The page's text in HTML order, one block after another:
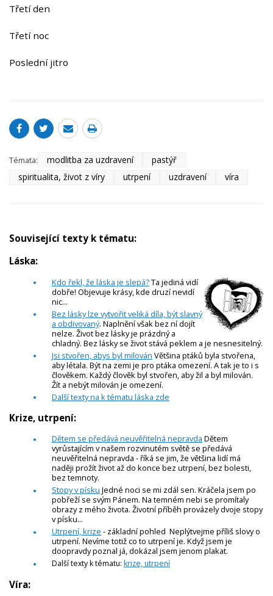
Třetí den
Třetí noc
Poslední jitro
Témata: modlitba za uzdravení
pastýř
spiritualita, život z víry
utrpení uzdravení víra
Související texty k tématu:
Láska:
Kdo řekl, že láska je slepá?Ta jediná vidí
dobře! Objevuje krásy, kde druzí nevidí
nic...
Bez lásky lze vytvořit veliká díla, být slavný
a obdivovaný. Naplnění však bez ní dojít
nelze. Život bez lásky je prázdný a
chladný. Bez lásky se život stává peklem a je nesnesitelný.
Jsi stvořen, abys byl milován Většina ptáků byla stvořena,
aby létala. Být na zemi je pro ptáka omezení. A tak je to i s
člověkem. Každý člověk byl stvořen, aby žil a byl milován.
Žít a nebýt milován je omezení.
Další texty na k tématu láska zde
Krize, utrpení:
Dětem se předává neuvěřitelná nepravda Dětem
vyrůstajícím v našem rozvinutém světě se předává
neuvěřitelná nepravda - říká se jim, že většina lidí má
naději prožít život až do konce bez utrpení, bez bolesti,
bez temnoty.
Stopy v písku Jedné noci se mi zdál sen. Kráčela jsem po
pobřeží se svým Pánem. Na temném nebi se promítaly
obrazy z mého života. Životní příběh provázely dvoje stopy
v písku...
Utrpení, krize - základní pohled Neplýtvejme příliš slovy o
utrpení. Nevíme totiž co to utrpení je. Když jsem je
doopravdy poznal já, dokázal jsem jenom plakat.
Další texty k tématu: krize, utrpení
Víra: